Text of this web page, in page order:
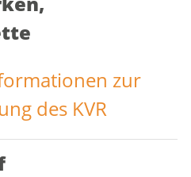
zur
des KVR